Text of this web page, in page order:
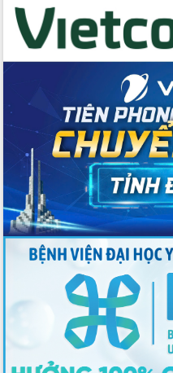
Tập huấn ứng dụng trí tuệ nhân tạo (AI)
trong thương mại điện tử năm 2026
trao đổi thông tin trước Kỳ họp thứ
Quyết liệt cải cách hành chính, khơi
thông nguồn lực phát triển
Nâng cao hiệu lực, hiệu quả HĐND
tỉnh thông qua hiện đại hóa hành chính
Xã Ea Phê gắn cải cách hành chính với
chuyển đổi số
Phó Chủ tịch Thường trực UBND tỉnh
Hồ Thị Nguyên Thảo làm việc tại Trung
tâm Phục vụ hành chính công xã Ea
Xây dựng nền hành chính số đồng
hành cùng nông dân dân, doanh nghiệp
Giai đoạn 2026-2030, Đắk Lắk phấn
đấu có 77% xã đạt chuẩn nông thôn